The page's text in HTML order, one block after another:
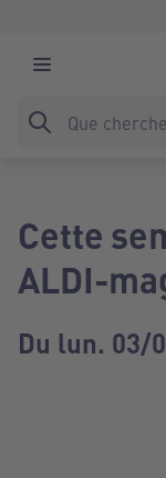
Cette
ALDI-
Du lun. 03/